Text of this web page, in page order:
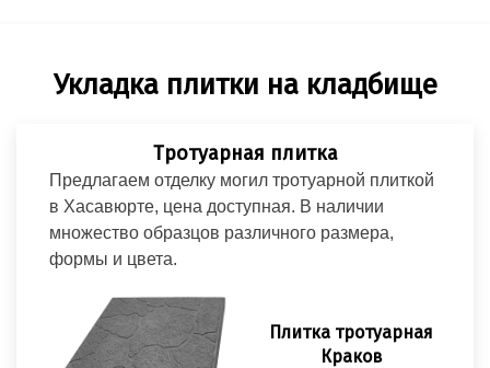
Укладка плитки на кладбище
Тротуарная плитка
Предлагаем отделку могил тротуарной плиткой
в Хасавюрте, цена доступная. В наличии
множество образцов различного размера,
формы и цвета.
Плитка тротуарная
Краков